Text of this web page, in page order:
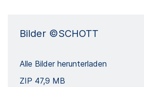
Bilder ©SCHOTT
Alle Bilder herunterladen
ZIP 47,9 MB